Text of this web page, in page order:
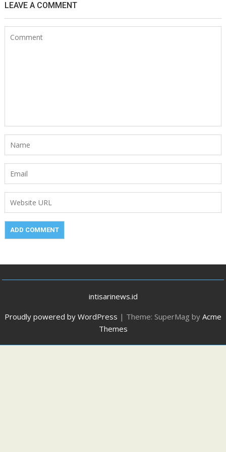
LEAVE A COMMENT
intisarinews.id
Proudly powered by WordPress | Theme: SuperMag by Acme
Themes